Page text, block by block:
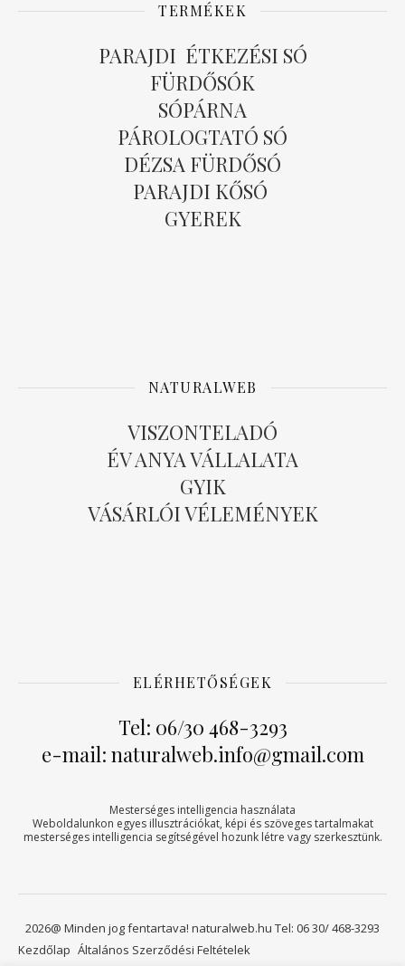
TERMÉKEK
PARAJDI ÉTKEZÉSI SÓ
FÜRDŐSÓK
SÓPÁRNA
PÁROLOGTATÓ SÓ
DÉZSA FÜRDŐSÓ
PARAJDI KŐSÓ
GYEREK
NATURALWEB
VISZONTELADÓ
ÉV ANYA VÁLLALATA
GYIK
VÁSÁRLÓI VÉLEMÉNYEK
ELÉRHETŐSÉGEK
Tel: 06/30 468-3293
e-mail: naturalweb.info@gmail.com
Mesterséges intelligencia használata
Weboldalunkon egyes illusztrációkat, képi és szöveges tartalmakat
mesterséges intelligencia segítségével hozunk létre vagy szerkesztünk.
2026@ Minden jog fentartava! naturalweb.hu Tel: 06 30/ 468-3293
Kezdőlap Általános Szerződési Feltételek